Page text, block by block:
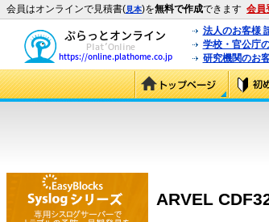
会員はオンラインで見積書(見本)を無料で作成できます 会員
法人のお客様
学校・官公庁
研究機関のお
ARVEL